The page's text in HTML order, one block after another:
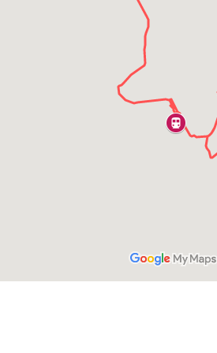
Conectați-
... comunitatea mondială a călătorilor